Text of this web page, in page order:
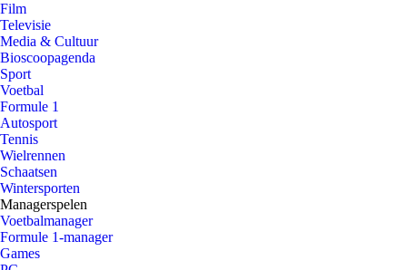
Film
Televisie
Media & Cultuur
Bioscoopagenda
Sport
Voetbal
Formule 1
Autosport
Tennis
Wielrennen
Schaatsen
Wintersporten
Managerspelen
Voetbalmanager
Formule 1-manager
Games